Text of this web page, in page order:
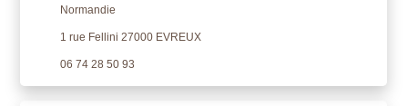
Normandie
1 rue Fellini 27000 EVREUX
06 74 28 50 93